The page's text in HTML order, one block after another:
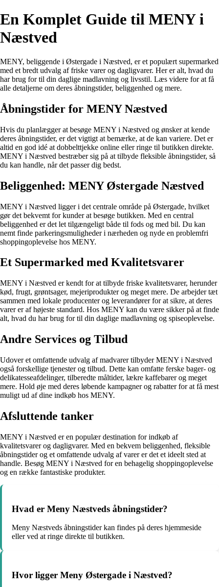
En Komplet Guide til MENY i
Næstved
MENY, beliggende i Østergade i Næstved, er et populært supermarked
med et bredt udvalg af friske varer og dagligvarer. Her er alt, hvad du
har brug for til din daglige madlavning og livsstil. Læs videre for at få
alle detaljerne om deres åbningstider, beliggenhed og mere.
Åbningstider for MENY Næstved
Hvis du planlægger at besøge MENY i Næstved og ønsker at kende
deres åbningstider, er det vigtigt at bemærke, at de kan variere. Det er
altid en god idé at dobbelttjekke online eller ringe til butikken direkte.
MENY i Næstved bestræber sig på at tilbyde fleksible åbningstider, så
du kan handle, når det passer dig bedst.
Beliggenhed: MENY Østergade Næstved
MENY i Næstved ligger i det centrale område på Østergade, hvilket
gør det bekvemt for kunder at besøge butikken. Med en central
beliggenhed er det let tilgængeligt både til fods og med bil. Du kan
nemt finde parkeringsmuligheder i nærheden og nyde en problemfri
shoppingoplevelse hos MENY.
Et Supermarked med Kvalitetsvarer
MENY i Næstved er kendt for at tilbyde friske kvalitetsvarer, herunder
kød, frugt, grøntsager, mejeriprodukter og meget mere. De arbejder tæt
sammen med lokale producenter og leverandører for at sikre, at deres
varer er af højeste standard. Hos MENY kan du være sikker på at finde
alt, hvad du har brug for til din daglige madlavning og spiseoplevelse.
Andre Services og Tilbud
Udover et omfattende udvalg af madvarer tilbyder MENY i Næstved
også forskellige tjenester og tilbud. Dette kan omfatte ferske bager- og
delikatesseafdelinger, tilberedte måltider, lækre kaffebarer og meget
mere. Hold øje med deres løbende kampagner og rabatter for at få mest
muligt ud af dine indkøb hos MENY.
Afsluttende tanker
MENY i Næstved er en populær destination for indkøb af
kvalitetsvarer og dagligvarer. Med en bekvem beliggenhed, fleksible
åbningstider og et omfattende udvalg af varer er det et ideelt sted at
handle. Besøg MENY i Næstved for en behagelig shoppingoplevelse
og en række fantastiske produkter.
Hvad er Meny Næstveds åbningstider?
Meny Næstveds åbningstider kan findes på deres hjemmeside
eller ved at ringe direkte til butikken.
Hvor ligger Meny Østergade i Næstved?